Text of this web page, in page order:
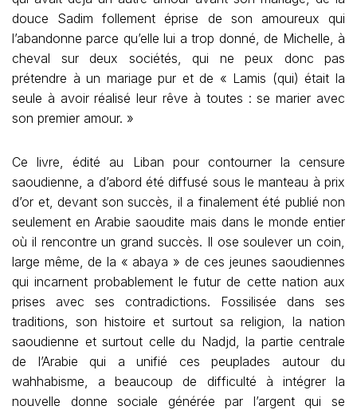
douce Sadim follement éprise de son amoureux qui
l’abandonne parce qu’elle lui a trop donné, de Michelle, à
cheval sur deux sociétés, qui ne peux donc pas
prétendre à un mariage pur et de « Lamis (qui) était la
seule à avoir réalisé leur rêve à toutes : se marier avec
son premier amour. »
Ce livre, édité au Liban pour contourner la censure
saoudienne, a d’abord été diffusé sous le manteau à prix
d’or et, devant son succès, il a finalement été publié non
seulement en Arabie saoudite mais dans le monde entier
où il rencontre un grand succès. Il ose soulever un coin,
large même, de la « abaya » de ces jeunes saoudiennes
qui incarnent probablement le futur de cette nation aux
prises avec ses contradictions. Fossilisée dans ses
traditions, son histoire et surtout sa religion, la nation
saoudienne et surtout celle du Nadjd, la partie centrale
de l’Arabie qui a unifié ces peuplades autour du
wahhabisme, a beaucoup de difficulté à intégrer la
nouvelle donne sociale générée par l’argent qui se